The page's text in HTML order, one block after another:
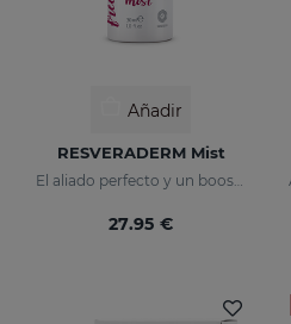
Añadir
RESVERADERM Mist
27.95 €